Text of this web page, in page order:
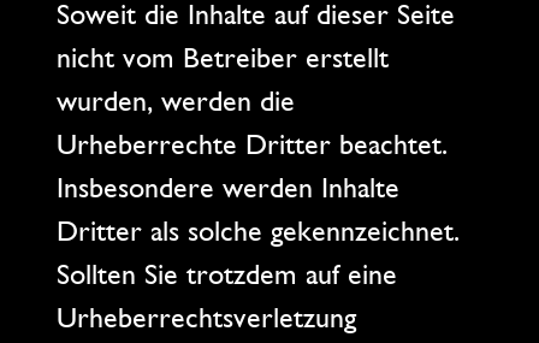
Soweit die Inhalte auf dieser Seite
nicht vom Betreiber erstellt
wurden, werden die
Urheberrechte Dritter beachtet.
Insbesondere werden Inhalte
Dritter als solche gekennzeichnet.
Sollten Sie trotzdem auf eine
Urheberrechtsverletzung